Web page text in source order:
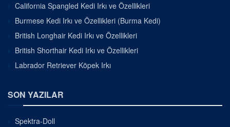
California Spangled Kedi Irkı ve Özellikleri
Burmese Kedi Irkı ve Özellikleri (Burma Kedi)
British Longhair Kedi Irkı ve Özellikleri
British Shorthair Kedi Irkı ve Özellikleri
Labrador Retriever Köpek Irkı
SON YAZILAR
Spektra-Doll